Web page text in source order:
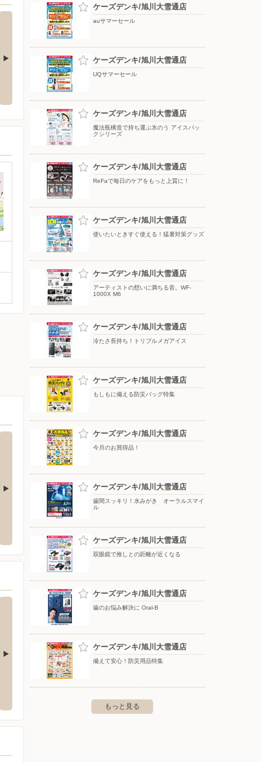
フェア 夏のスマホ＆ネット応援フェア
町１条７丁目２６３２－１ 〒070-0901 北海道旭川市花咲町6-2272-62
フル館
ケーズデンキ/旭川大雪通店
auサマーセール
ケーズデンキ/旭川大雪通店
UQサマーセール
ケーズデンキ/旭川大雪通店
魔法瓶構造で持ち運ぶ氷のう アイスパッ
クシリーズ
ケーズデンキ/旭川大雪通店
ReFaで毎日のケアをもっと上質に！
ケーズデンキ/旭川大雪通店
使いたいときすぐ使える！猛暑対策グッズ
ケーズデンキ/旭川大雪通店
アーティストの想いに満ちる音。WF-
1000X M6
ケーズデンキ/旭川大雪通店
冷たさ長持ち！トリプルメガアイス
ケーズデンキ/旭川大雪通店
もしもに備える防災バッグ特集
ケーズデンキ/旭川大雪通店
今月のお買得品！
ケーズデンキ/旭川大雪通店
歯間スッキリ！水みがき オーラルスマイ
ル
ケーズデンキ/旭川大雪通店
双眼鏡で推しとの距離が近くなる
ケーズデンキ/旭川大雪通店
歯のお悩み解決に Oral-B
ケーズデンキ/旭川大雪通店
備えて安心！防災用品特集
もっと見る